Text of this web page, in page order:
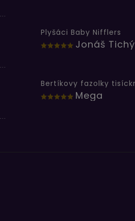
...
Plyšáci Baby Nifflers
Jonáš Tichý
...
Mega
...